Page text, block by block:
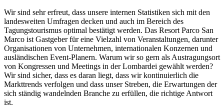
Wir sind sehr erfreut, dass unsere internen Statistiken sich mit den
landesweiten Umfragen decken und auch im Bereich des
Tagungstourismus optimal bestätigt werden. Das Resort Parco San
Marco ist Gastgeber für eine Vielzahl von Veranstaltungen, darunter
Organisationen von Unternehmen, internationalen Konzernen und
ausländischen Event-Planern. Warum wir so gern als Austragungsort
von Kongressen und Meetings in der Lombardei gewählt werden?
Wir sind sicher, dass es daran liegt, dass wir kontinuierlich die
Markttrends verfolgen und dass unser Streben, die Erwartungen der
sich ständig wandelnden Branche zu erfüllen, die richtige Antwort
ist.